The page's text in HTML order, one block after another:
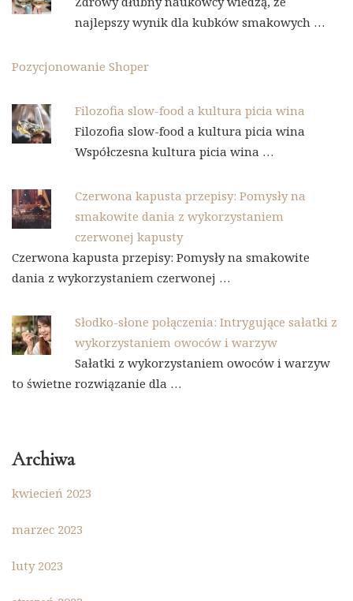
najlepszy wynik dla kubków smakowych …
Pozycjonowanie Shoper
Filozofia slow-food a kultura picia wina
Filozofia slow-food a kultura picia wina
Współczesna kultura picia wina …
Czerwona kapusta przepisy: Pomysły na
smakowite dania z wykorzystaniem
czerwonej kapusty
Czerwona kapusta przepisy: Pomysły na smakowite
dania z wykorzystaniem czerwonej …
Słodko-słone połączenia: Intrygujące sałatki z
wykorzystaniem owoców i warzyw
Sałatki z wykorzystaniem owoców i warzyw
to świetne rozwiązanie dla …
Archiwa
kwiecień 2023
marzec 2023
luty 2023